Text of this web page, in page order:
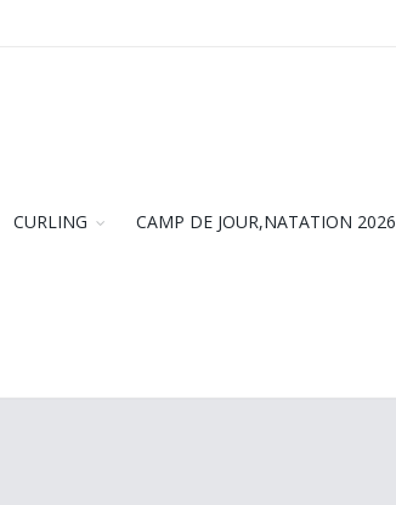
CURLING CAMP DE JOUR,NATATION 2026